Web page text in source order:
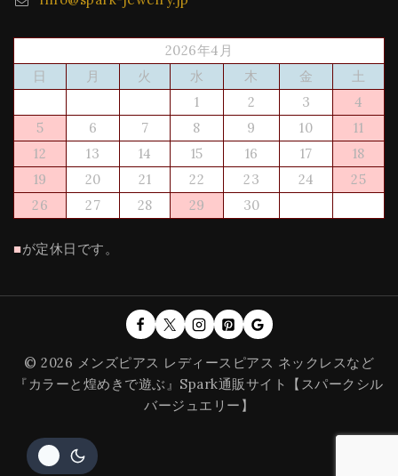
2026年4月
日
月 火 水 木 金
土
1
2 3
4
5
6 7 8 9 10
11
12
13 14 15 16 17
18
19
20 21 22 23 24
25
26
27 28 29 30
■が定休日です。
© 2026 メンズピアス レディースピアス ネックレスなど
『カラーと煌めきで遊ぶ』Spark通販サイト【スパークシル
バージュエリー】